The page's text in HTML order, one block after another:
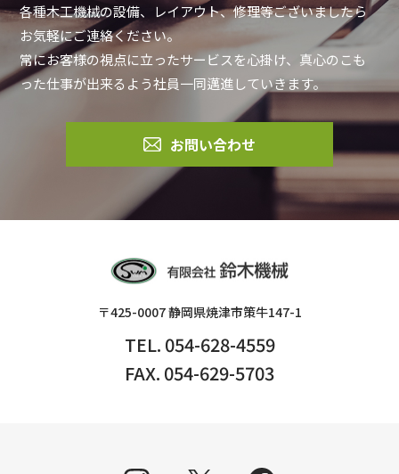
各種木工機械の設備、レイアウト、修理等ございましたら
お気軽にご連絡ください。
常にお客様の視点に立ったサービスを心掛け、真心のこも
った仕事が出来るよう社員一同邁進していきます。
お問い合わせ
〒425-0007 静岡県焼津市策牛147-1
TEL. 054-628-4559
FAX. 054-629-5703